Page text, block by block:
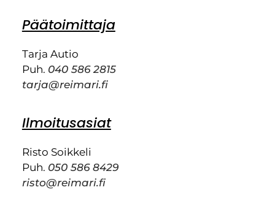
Päätoimittaja
Tarja Autio
Puh. 040 586 2815
tarja@reimari.fi
Ilmoitusasiat
Risto Soikkeli
Puh. 050 586 8429
risto@reimari.fi